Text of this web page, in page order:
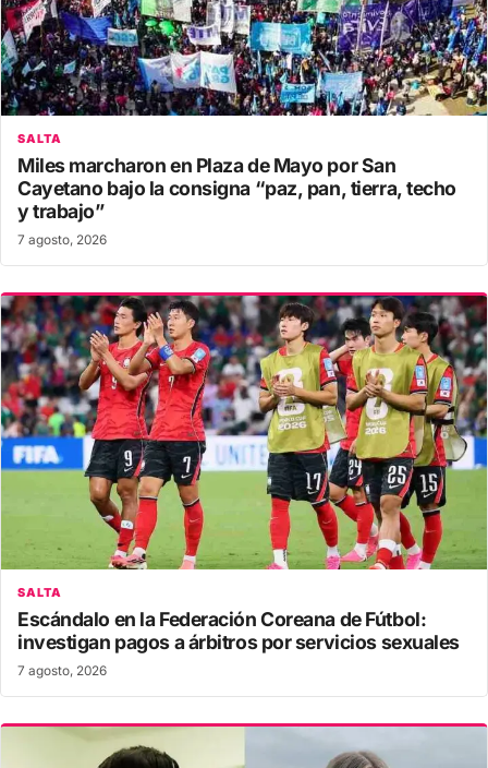
SALTA
Miles marcharon en Plaza de Mayo por San
Cayetano bajo la consigna “paz, pan, tierra, techo
y trabajo”
7 agosto, 2026
SALTA
Escándalo en la Federación Coreana de Fútbol:
investigan pagos a árbitros por servicios sexuales
7 agosto, 2026